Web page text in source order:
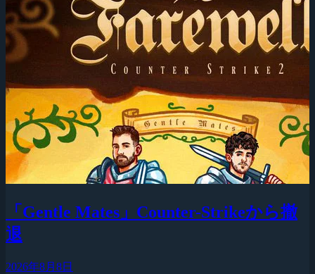
「Gentle Mates」Counter-Strikeから撤
退
2026年8月8日